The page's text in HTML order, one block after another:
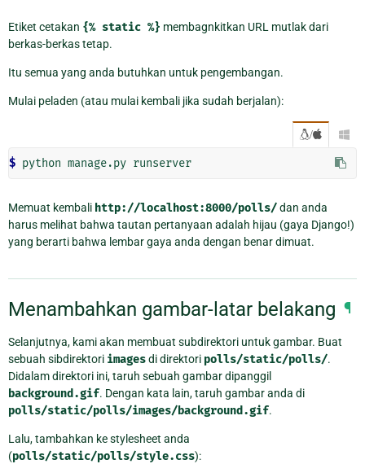
Etiket cetakan {% static %} membagnkitkan URL mutlak dari
berkas-berkas tetap.
Itu semua yang anda butuhkan untuk pengembangan.
Mulai peladen (atau mulai kembali jika sudah berjalan):
/ 
$
Memuat kembali http://localhost:8000/polls/dan anda
harus melihat bahwa tautan pertanyaan adalah hijau (gaya Django!)
yang berarti bahwa lembar gaya anda dengan benar dimuat.
Menambahkan gambar-latar belakang ¶
Selanjutnya, kami akan membuat subdirektori untuk gambar. Buat
sebuah sibdirektori imagesdi direktori polls/static/polls/.
Didalam direktori ini, taruh sebuah gambar dipanggil
background.gif. Dengan kata lain, taruh gambar anda di
polls/static/polls/images/background.gif.
Lalu, tambahkan ke stylesheet anda
(polls/static/polls/style.css):